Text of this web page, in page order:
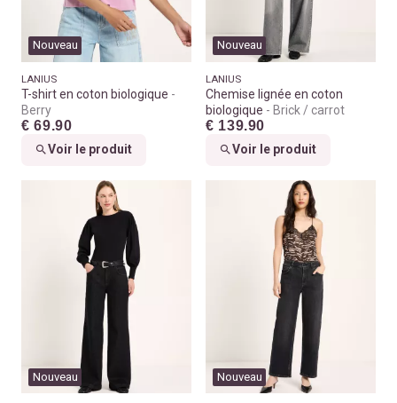
Nouveau
LANIUS
T-shirt en coton biologique
Berry
€ 69.90
Voir le produit
Nouveau
LANIUS
Chemise lignée en coton
biologique
Brick / carrot
€ 139.90
Voir le produit
Nouveau Nouveau